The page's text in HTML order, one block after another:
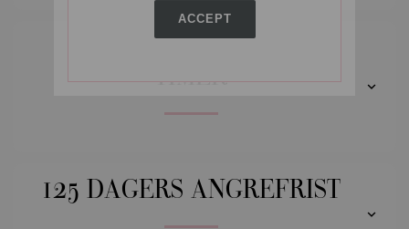
ACCEPT
TIMER
125 DAGERS ANGREFRIST